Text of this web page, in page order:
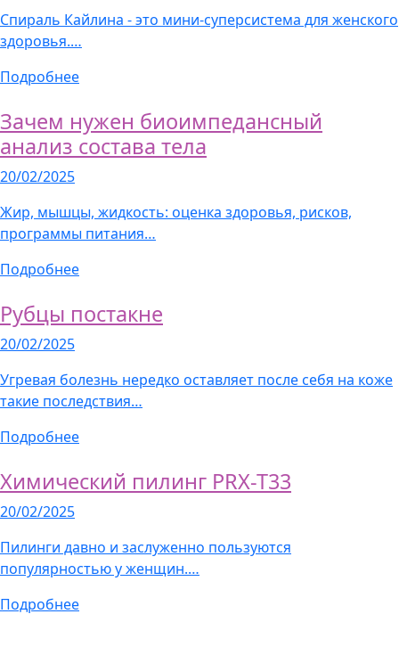
Спираль Кайлина - это мини-суперсистема для женского
здоровья.…
Подробнее
Зачем нужен биоимпедансный
анализ состава тела
20/02/2025
Жир, мышцы, жидкость: оценка здоровья, рисков,
программы питания…
Подробнее
Рубцы постакне
20/02/2025
Угревая болезнь нередко оставляет после себя на коже
такие последствия…
Подробнее
Химический пилинг PRX-T33
20/02/2025
Пилинги давно и заслуженно пользуются
популярностью у женщин.…
Подробнее